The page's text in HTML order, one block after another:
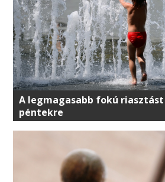
A legmagasabb fokú
péntekre